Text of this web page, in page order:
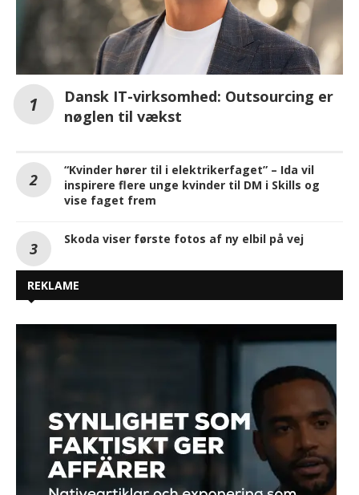
Dansk IT-virksomhed: Outsourcing er
nøglen til vækst
“Kvinder hører til i elektrikerfaget” – Ida vil
inspirere flere unge kvinder til DM i Skills og
vise faget frem
Skoda viser første fotos af ny elbil på vej
REKLAME